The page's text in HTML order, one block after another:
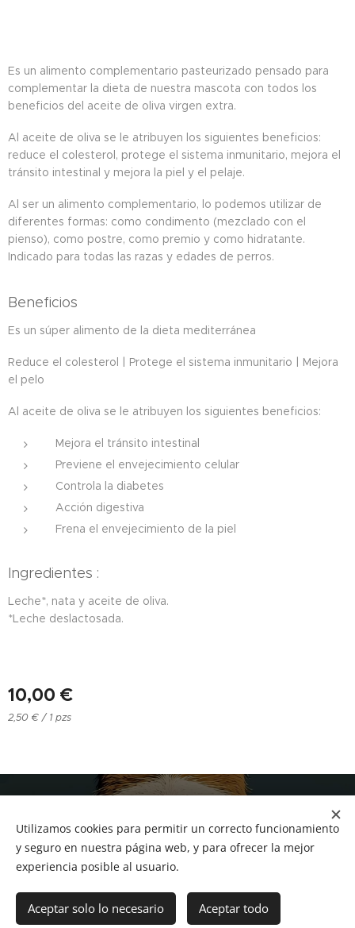
Es un alimento complementario pasteurizado pensado para
complementar la dieta de nuestra mascota con todos los
beneficios del aceite de oliva virgen extra.
Al aceite de oliva se le atribuyen los siguientes beneficios:
reduce el colesterol, protege el sistema inmunitario, mejora el
tránsito intestinal y mejora la piel y el pelaje.
Al ser un alimento complementario, lo podemos utilizar de
diferentes formas: como condimento (mezclado con el
pienso), como postre, como premio y como hidratante.
Indicado para todas las razas y edades de perros.
Beneficios
Es un súper alimento de la dieta mediterránea
Reduce el colesterol | Protege el sistema inmunitario | Mejora
el pelo
Al aceite de oliva se le atribuyen los siguientes beneficios:
Mejora el tránsito intestinal
Previene el envejecimiento celular
Controla la diabetes
Acción digestiva
Frena el envejecimiento de la piel
Ingredientes :
Leche*, nata y aceite de oliva.
*Leche deslactosada.
10,00 €
2,50 € / 1 pzs
Añadir a la cesta
Tf.666351543
Utilizamos cookies para permitir un correcto funcionamiento
y seguro en nuestra página web, y para ofrecer la mejor
experiencia posible al usuario.
Aceptar solo lo necesario Aceptar todo